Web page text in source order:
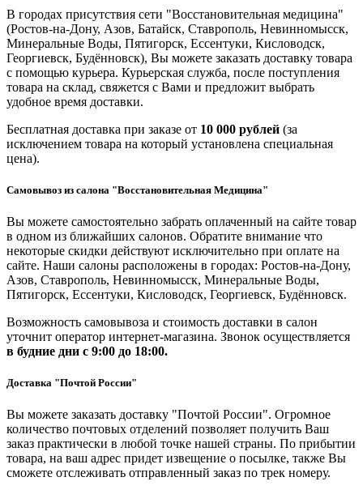
В городах присутствия сети "Восстановительная медицина"
(Ростов-на-Дону, Азов, Батайск, Ставрополь, Невинномысск,
Минеральные Воды, Пятигорск, Ессентуки, Кисловодск,
Георгиевск, Будённовск), Вы можете заказать доставку товара
с помощью курьера. Курьерская служба, после поступления
товара на склад, свяжется с Вами и предложит выбрать
удобное время доставки.
Бесплатная доставка при заказе от 10 000 рублей (за
исключением товара на который установлена специальная
цена).
Самовывоз из салона "Восстановительная Медицина"
Вы можете самостоятельно забрать оплаченный на сайте товар
в одном из ближайших салонов. Обратите внимание что
некоторые скидки действуют исключительно при оплате на
сайте. Наши салоны расположены в городах: Ростов-на-Дону,
Азов, Ставрополь, Невинномысск, Минеральные Воды,
Пятигорск, Ессентуки, Кисловодск, Георгиевск, Будённовск.
Возможность самовывоза и стоимость доставки в салон
уточнит оператор интернет-магазина. Звонок осуществляется
в будние дни с 9:00 до 18:00.
Доставка "Почтой России"
Вы можете заказать доставку "Почтой России". Огромное
количество почтовых отделений позволяет получить Ваш
заказ практически в любой точке нашей страны. По прибытии
товара, на ваш адрес придет извещение о посылке, также Вы
сможете отслеживать отправленный заказ по трек номеру.